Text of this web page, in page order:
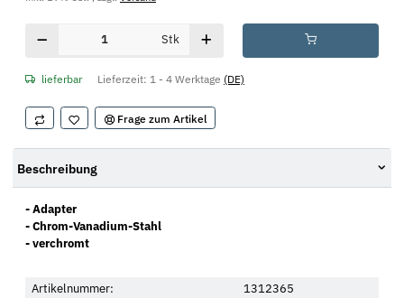
Stk
lieferbar Lieferzeit: 1 - 4 Werktage (DE)
Frage zum Artikel
Beschreibung
- Adapter
- Chrom-Vanadium-Stahl
- verchromt
Artikelnummer:
1312365